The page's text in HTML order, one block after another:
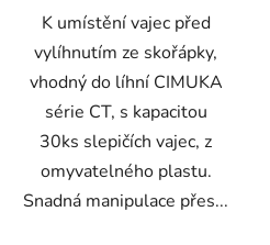
K umístění vajec před
vylíhnutím ze skořápky,
vhodný do líhní CIMUKA
série CT, s kapacitou
30ks slepičích vajec, z
omyvatelného plastu.
Snadná manipulace přes...